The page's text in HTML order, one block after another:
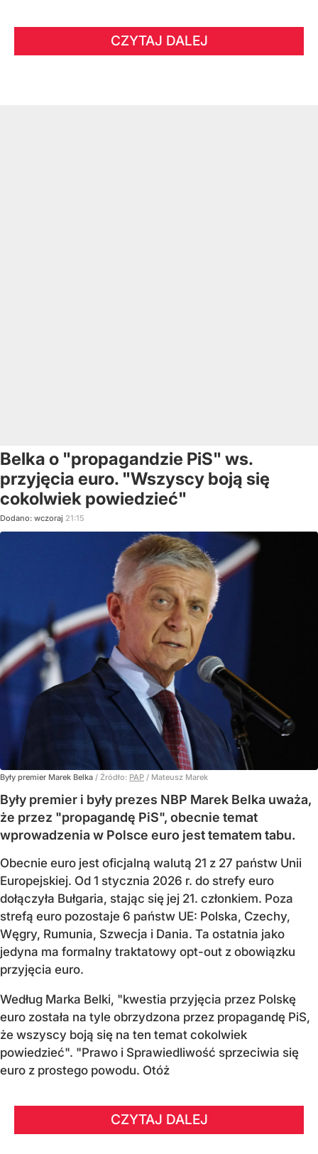
CZYTAJ DALEJ
Belka o "propagandzie PiS" ws.
przyjęcia euro. "Wszyscy boją się
cokolwiek powiedzieć"
Dodano: wczoraj 21:15
Były premier Marek Belka / Źródło: PAP / Mateusz Marek
Były premier i były prezes NBP Marek Belka uważa,
że przez "propagandę PiS", obecnie temat
wprowadzenia w Polsce euro jest tematem tabu.
Obecnie euro jest oficjalną walutą 21 z 27 państw Unii
Europejskiej. Od 1 stycznia 2026 r. do strefy euro
dołączyła Bułgaria, stając się jej 21. członkiem. Poza
strefą euro pozostaje 6 państw UE: Polska, Czechy,
Węgry, Rumunia, Szwecja i Dania. Ta ostatnia jako
jedyna ma formalny traktatowy opt-out z obowiązku
przyjęcia euro.
Według Marka Belki, "kwestia przyjęcia przez Polskę
euro została na tyle obrzydzona przez propagandę PiS,
że wszyscy boją się na ten temat cokolwiek
powiedzieć". "Prawo i Sprawiedliwość sprzeciwia się
euro z prostego powodu. Otóż
CZYTAJ DALEJ